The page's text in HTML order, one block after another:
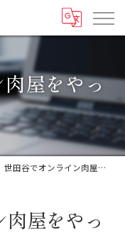
屋をやっ
世田谷でオンライン肉屋をやって7ヶ月
屋をやっ